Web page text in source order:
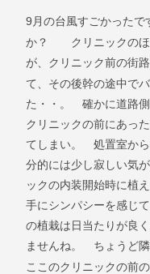
9 月の台風すごかった
か？ クリニックのほ
が、クリニック前の街
て、その後幹の途中で
た・・。 確かに道路
クリニックの前にあっ
てしまい。 処置室か
分的には少し寂しい気
ックの内装開始時に植
手にシンパシーを感じ
の植栽は日当たりが良
ませんね。 ちょうど
ここのクリニックの前